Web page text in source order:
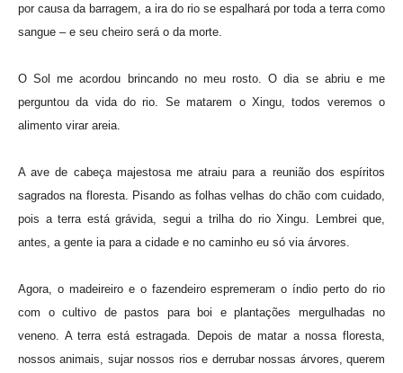
por causa da barragem, a ira do rio se espalhará por toda a terra como
sangue – e seu cheiro será o da morte.
O Sol me acordou brincando no meu rosto. O dia se abriu e me
perguntou da vida do rio. Se matarem o Xingu, todos veremos o
alimento virar areia.
A ave de cabeça majestosa me atraiu para a reunião dos espíritos
sagrados na floresta. Pisando as folhas velhas do chão com cuidado,
pois a terra está grávida, segui a trilha do rio Xingu. Lembrei que,
antes, a gente ia para a cidade e no caminho eu só via árvores.
Agora, o madeireiro e o fazendeiro espremeram o índio perto do rio
com o cultivo de pastos para boi e plantações mergulhadas no
veneno. A terra está estragada. Depois de matar a nossa floresta,
nossos animais, sujar nossos rios e derrubar nossas árvores, querem